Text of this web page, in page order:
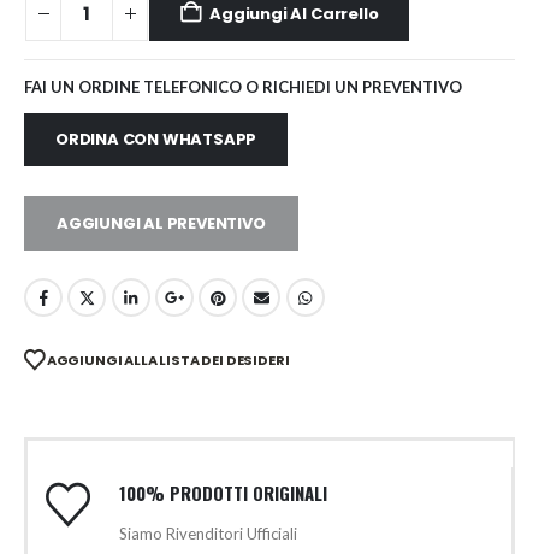
Aggiungi Al Carrello
FAI UN ORDINE TELEFONICO O RICHIEDI UN PREVENTIVO
ORDINA CON WHATSAPP
AGGIUNGI AL PREVENTIVO
AGGIUNGI ALLA LISTA DEI DESIDERI
100% PRODOTTI ORIGINALI
Siamo Rivenditori Ufficiali